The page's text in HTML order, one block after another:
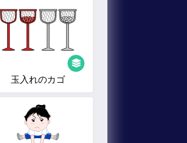
玉入れのカゴ